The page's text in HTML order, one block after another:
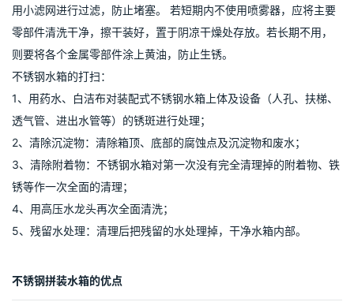
用碱水洗刷一遍，再用清水冲洗干净。尤其是喷过波尔多液等腐蚀
性较强的农药之后，最好用碱水浸泡1—2小时。要注意防止生锈。
凡是能拆卸的部件，都要拆下来洗刷干净。喷杆、喷头的内管壁要
用机油涂抹，以免受潮生锈。 其次，查各连接是否漏气。使用时，
先安装清水管试用，然后再装其他的东西。加水时要先保证不锈钢
水箱的通畅，液面不能超过安全水位线。使用前，提前将水箱打
开，使桶内气压上升到工作压力，以保证顺利通水。 最后，电动喷
雾器的核心部件是水泵和电瓶。虽然现在市面上的水泵有好几种，
但这些水泵都害怕堵塞。因此一定要用干净水冲药，加水时一定要
用小滤网进行过滤，防止堵塞。 若短期内不使用喷雾器，应将主要
零部件清洗干净，擦干装好，置于阴凉干燥处存放。若长期不用，
不锈钢水箱的打扫：